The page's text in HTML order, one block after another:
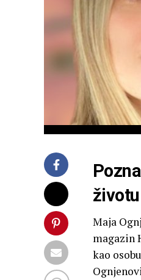
Maja
magazin
kao